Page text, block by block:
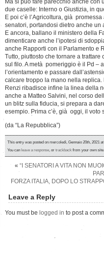
Ma si può fare parecchio anche con
due caselle: Interno o Giustizia, in
E poi c’è l’Agricoltura, già
senatori, portandosi dietro anche
E ancora, ballano il ministero della
dimenticare anche l’ipotesi di
anche Rapporti con il Parlamento e
Tutto, piuttosto che tornare a
sul filo. A metà pomeriggio è il Pd –
l’orientamento e passare
calcare troppo la mano nella
Renzi ribadisce infine la linea della
anche a Matteo Salvini, nel corso
un blitz sulla fiducia, si prepara a
esempio. Prima c’è, già oggi, il voto
(da “La Repubblica”)
This entry was posted on mercoledì, Gennaio 20th, 2021
You canleave a response, ortrackbackfrom your own site.
« “I SENATORI A VITA NON
FORZA ITALIA, DOPO LO
Leave a Reply
You must be logged in to post a